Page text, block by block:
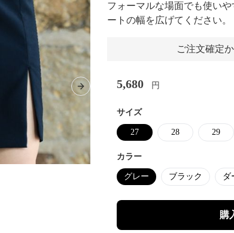
Next slide
フォーマルな場面でも使い
ートの幅を広げてください。
ご注文確定
5,680 円
サイズ
27 28 29
カラー
グレー ブラック ダ
購